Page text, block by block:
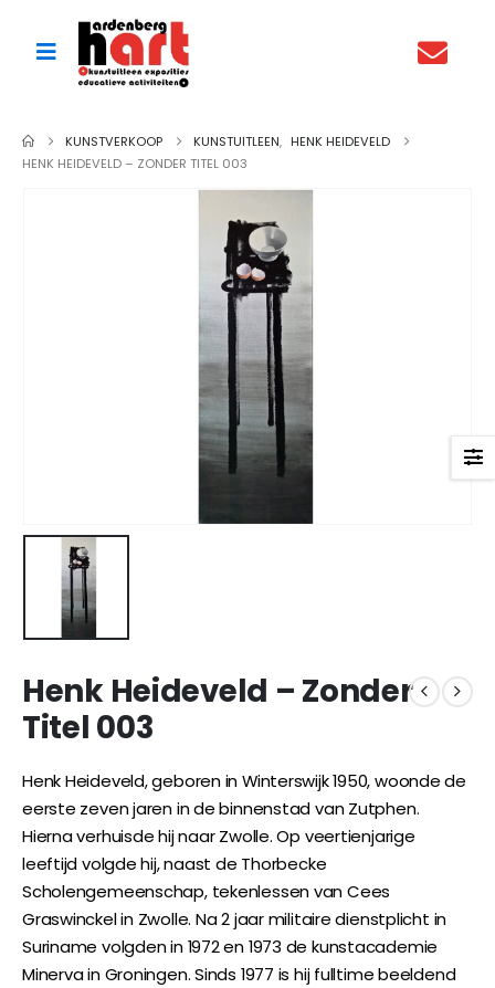
KUNSTVERKOOP KUNSTUITLEEN, HENK HEIDEVELD
HENK HEIDEVELD – ZONDER TITEL 003
Henk Heideveld – Zonder
Titel 003
Henk Heideveld, geboren in Winterswijk 1950, woonde de
eerste zeven jaren in de binnenstad van Zutphen.
Hierna verhuisde hij naar Zwolle. Op veertienjarige
leeftijd volgde hij, naast de Thorbecke
Scholengemeenschap, tekenlessen van Cees
Graswinckel in Zwolle. Na 2 jaar militaire dienstplicht in
Suriname volgden in 1972 en 1973 de kunstacademie
Minerva in Groningen. Sinds 1977 is hij fulltime beeldend